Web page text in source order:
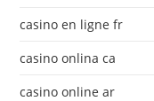
casino en ligne fr
casino onlina ca
casino online ar